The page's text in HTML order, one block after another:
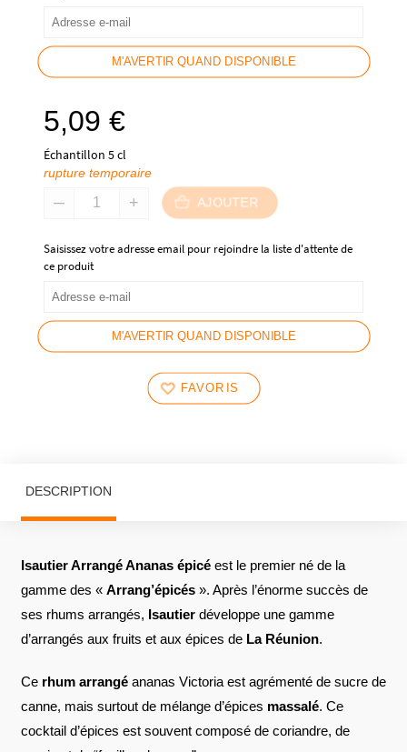
M'AVERTIR QUAND DISPONIBLE
5,09 €
Échantillon 5 cl
rupture temporaire
AJOUTER
Saisissez votre adresse email pour rejoindre la liste d'attente de
ce produit
M'AVERTIR QUAND DISPONIBLE
FAVORIS
DESCRIPTION
Isautier Arrangé Ananas épicéest le premier né de la
gamme des « Arrang’épicés». Après l’énorme succès de
ses rhums arrangés, Isautierdéveloppe une gamme
d’arrangés aux fruits et aux épices de La Réunion.
Ce rhum arrangéananas Victoria est agrémenté de sucre de
canne, mais surtout de mélange d’épices massalé. Ce
cocktail d’épices est souvent composé de coriandre, de